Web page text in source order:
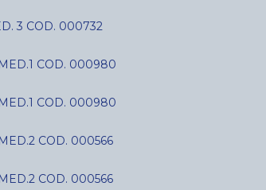
3 COD. 000732
COD. 000980
COD. 000980
COD. 000566
COD. 000566